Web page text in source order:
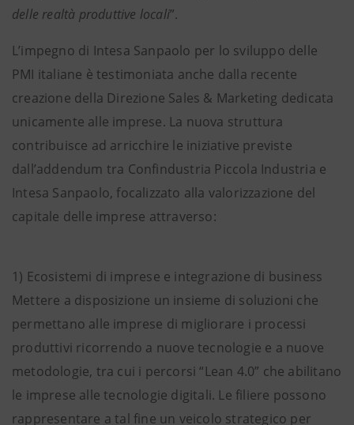
delle realtà produttive locali”.
L’impegno di Intesa Sanpaolo per lo sviluppo delle
PMI italiane è testimoniata anche dalla recente
creazione della Direzione Sales & Marketing dedicata
unicamente alle imprese. La nuova struttura
contribuisce ad arricchire le iniziative previste
dall’addendum tra Confindustria Piccola Industria e
Intesa Sanpaolo, focalizzato alla valorizzazione del
capitale delle imprese attraverso:
1) Ecosistemi di imprese e integrazione di business
Mettere a disposizione un insieme di soluzioni che
permettano alle imprese di migliorare i processi
produttivi ricorrendo a nuove tecnologie e a nuove
metodologie, tra cui i percorsi “Lean 4.0” che abilitano
le imprese alle tecnologie digitali. Le filiere possono
rappresentare a tal fine un veicolo strategico per